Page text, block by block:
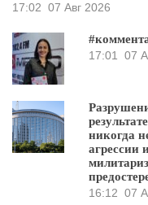
17:02 07 Авг 2026
17:01 07
никогда
агрессии
16:12 07